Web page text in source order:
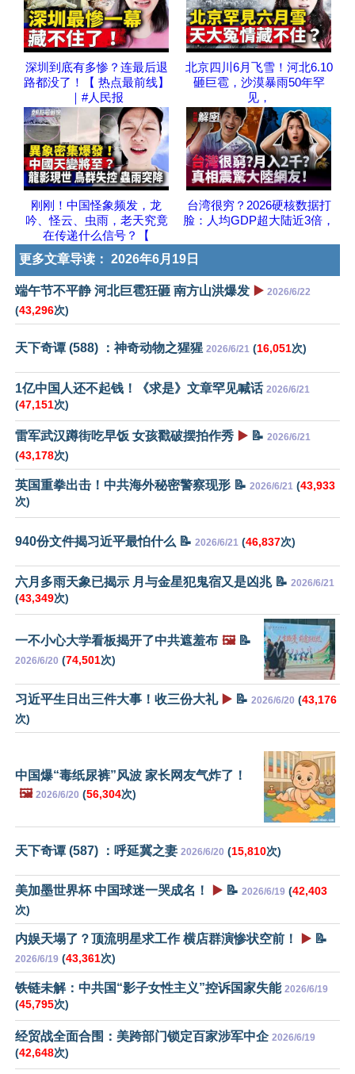
深圳到底有多惨？连最后退
路都没了！【 热点最前线】
｜#人民报
北京四川6月飞雪！河北6.10
砸巨雹，沙漠暴雨50年罕
见，
刚刚！中国怪象频发，龙
吟、怪云、虫雨，老天究竟
在传递什么信号？【
台湾很穷？2026硬核数据打
脸：人均GDP超大陆近3倍，
更多文章导读： 2026年6月19日
端午节不平静 河北巨雹狂砸 南方山洪爆发 ▶️ 2026/6/22
(43,296次)
天下奇谭 (588) ：神奇动物之猩猩 2026/6/21 (16,051次)
1亿中国人还不起钱！《求是》文章罕见喊话 2026/6/21
(47,151次)
雷军武汉蹲街吃早饭 女孩戳破摆拍作秀 ▶️ 📝 2026/6/21
(43,178次)
英国重拳出击！中共海外秘密警察现形 📝 2026/6/21 (43,933
次)
940份文件揭习近平最怕什么 📝 2026/6/21 (46,837次)
六月多雨天象已揭示 月与金星犯鬼宿又是凶兆 📝 2026/6/21
(43,349次)
一不小心大学看板揭开了中共遮羞布 🖼️📝
2026/6/20 (74,501次)
习近平生日出三件大事！收三份大礼 ▶️ 📝 2026/6/20 (43,176
次)
中国爆“毒纸尿裤”风波 家长网友气炸了！
🖼️ 2026/6/20 (56,304次)
天下奇谭 (587) ：呼延冀之妻 2026/6/20 (15,810次)
美加墨世界杯 中国球迷一哭成名！ ▶️ 📝 2026/6/19 (42,403
次)
内娱天塌了？顶流明星求工作 横店群演惨状空前！ ▶️ 📝
2026/6/19 (43,361次)
铁链未解：中共国“影子女性主义”控诉国家失能 2026/6/19
(45,795次)
经贸战全面合围：美跨部门锁定百家涉军中企 2026/6/19
(42,648次)